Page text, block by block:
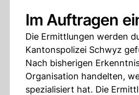
Im Auftragen
Die Ermittlungen werden
Kantonspolizei Schwyz
Nach bisherigen
Organisation handelten,
spezialisiert hat. Die